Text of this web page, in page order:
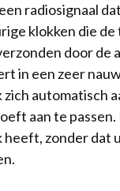
radiosignaal
klokken die
door
in een zeer
automatisch
aan te
zonder dat